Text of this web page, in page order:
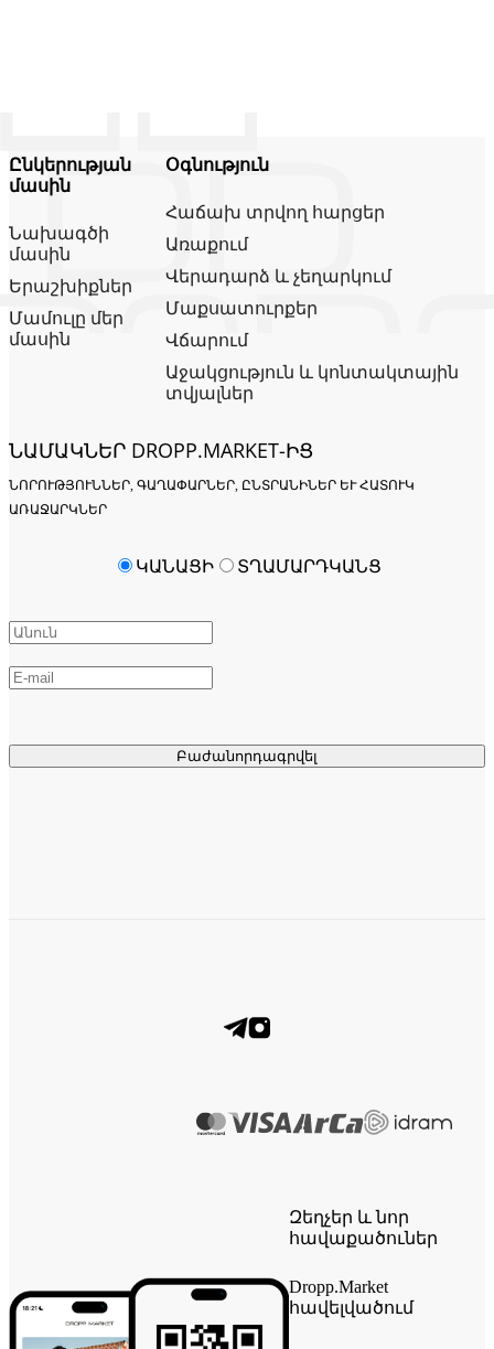
Ընկերության
մասին
Նախագծի
մասին
Երաշխիքներ
Մամուլը մեր
մասին
Օգնություն
Հաճախ տրվող հարցեր
Առաքում
Վերադարձ և չեղարկում
Մաքսատուրքեր
Վճարում
Աջակցություն և կոնտակտային
տվյալներ
ՆԱՄԱԿՆԵՐ DROPP.MARKET-ԻՑ
ՆՈՐՈՒԹՅՈՒՆՆԵՐ, ԳԱՂԱՓԱՐՆԵՐ, ԸՆՏՐԱՆԻՆԵՐ ԵՒ ՀԱՏՈՒԿ Ա
ՌԱՋԱՐԿՆԵՐ
Բաժանորդագրվել
ԿԱՆԱՑԻ ՏՂԱՄԱՐԴԿԱՆՑ
Զեղչեր և նոր
հավաքածուներ
Dropp.Market
հավելվածում